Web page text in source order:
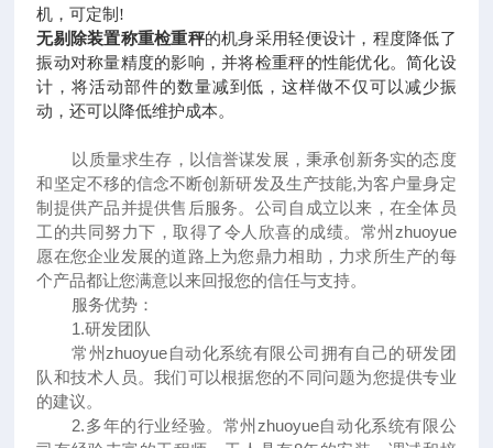
机，可定制 !
无剔除装置称重检重秤的机身采用轻便设计，程度降低了
振动对称量精度的影响，并将检重秤的性能优化。简化设
计，将活动部件的数量减到低，这样做不仅可以减少振
动，还可以降低维护成本。
以质量求生存，以信誉谋发展，秉承创新务实的态度
和坚定不移的信念不断创新研发及生产技能,为客户量身定
制提供产品并提供售后服务。公司自成立以来，在全体员
工的共同努力下，取得了令人欣喜的成绩。常州 zhuoyue
愿在您企业发展的道路上为您鼎力相助，力求所生产的每
个产品都让您满意以来回报您的信任与支持。
服务优势：
1.研发团队
常州 zhuoyue自动化系统有限公司拥有自己的研发团
队和技术人员。我们可以根据您的不同问题为您提供专业
的建议。
2.多年的行业经验。常州 zhuoyue自动化系统有限公